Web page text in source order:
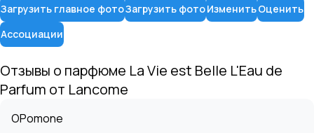
Загрузить главное фотоЗагрузить фотоИзменитьОценить
Ассоциации
Отзывы о парфюме La Vie est Belle L'Eau de
Parfum от Lancome
OPomone